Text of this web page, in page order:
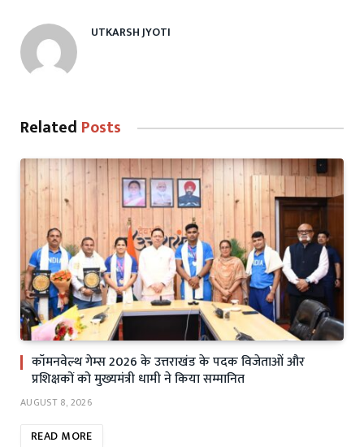
UTKARSH JYOTI
Related Posts
कॉमनवेल्थ गेम्स 2026 के उत्तराखंड के पदक विजेताओं और
प्रशिक्षकों को मुख्यमंत्री धामी ने किया सम्मानित
AUGUST 8, 2026
READ MORE